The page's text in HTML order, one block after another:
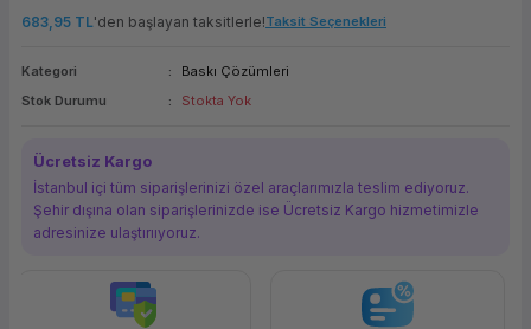
683,95 TL'den başlayan taksitlerle!Taksit Seçenekleri
Kategori
Baskı Çözümleri
Stok Durumu
Stokta Yok
Ücretsiz Kargo
İstanbul içi tüm siparişlerinizi özel araçlarımızla teslim ediyoruz.
Şehir dışına olan siparişlerinizde ise Ücretsiz Kargo hizmetimizle
adresinize ulaştırııyoruz.